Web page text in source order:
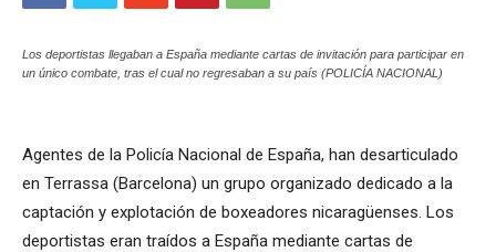
Los deportistas llegaban a España mediante cartas de invitación para participar en
un único combate, tras el cual no regresaban a su país (POLICÍA NACIONAL)
Agentes de la Policía Nacional de España, han desarticulado
en Terrassa (Barcelona) un grupo organizado dedicado a la
captación y explotación de boxeadores nicaragüenses. Los
deportistas eran traídos a España mediante cartas de